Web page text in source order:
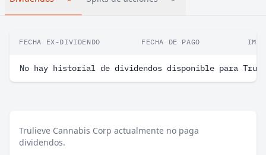
FECHA EX-DIVIDENDO FECHA DE PAGO
No hay historial de dividendos disponible para
Trulieve Cannabis Corp actualmente no paga
dividendos.